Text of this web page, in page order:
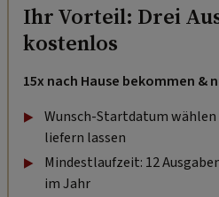
Ihr Vorteil: Drei
kostenlos
15x nach Hause bekommen &
Wunsch-Startdatum wählen
liefern lassen
Mindestlaufzeit: 12
im Jahr